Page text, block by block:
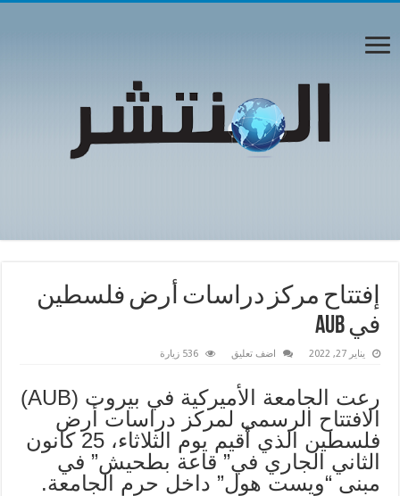
إفتتاح مركز دراسات أرض فلسطين
في AUB
يناير 27, 2022 اضف تعليق 536 زيارة
رعت الجامعة الأميركية في بيروت (AUB)
الافتتاح الرسمي لمركز دراسات أرض
فلسطين الذي أقيم يوم الثلاثاء، 25 كانون
الثاني الجاري في” قاعة بطحيش” في
مبنى “ويست هول” داخل حرم الجامعة.